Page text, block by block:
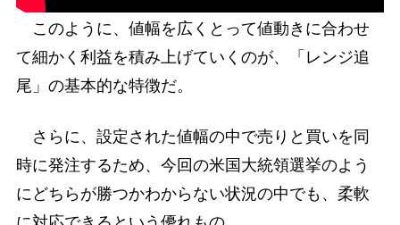
このように、値幅を広くとって値動きに合わせ
て細かく利益を積み上げていくのが、「レンジ追
尾」の基本的な特徴だ。
さらに、設定された値幅の中で売りと買いを同
時に発注するため、今回の米国大統領選挙のよう
にどちらが勝つかわからない状況の中でも、柔軟